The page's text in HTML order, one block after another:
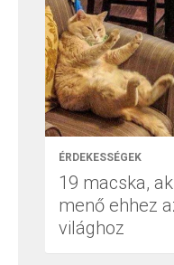
ÉRDEKESSÉGEK
19 macska,
menő ehhez
világhoz